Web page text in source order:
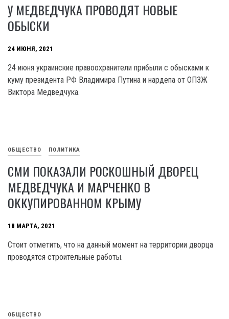
У МЕДВЕДЧУКА ПРОВОДЯТ НОВЫЕ
ОБЫСКИ
24 ИЮНЯ, 2021
24 июня украинские правоохранители прибыли с обысками к
куму президента РФ Владимира Путина и нардепа от ОПЗЖ
Виктора Медведчука.
ОБЩЕСТВО ПОЛИТИКА
СМИ ПОКАЗАЛИ РОСКОШНЫЙ ДВОРЕЦ
МЕДВЕДЧУКА И МАРЧЕНКО В
ОККУПИРОВАННОМ КРЫМУ
18 МАРТА, 2021
Стоит отметить, что на данный момент на территории дворца
проводятся строительные работы.
ОБЩЕСТВО